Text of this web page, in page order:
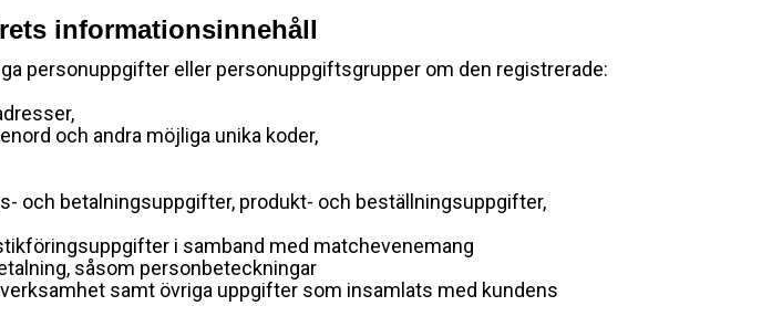
informationsinnehåll
personuppgifter eller personuppgiftsgrupper om den registrerade:
och andra möjliga unika koder,
och betalningsuppgifter, produkt- och beställningsuppgifter,
i samband med matchevenemang
såsom personbeteckningar
samt övriga uppgifter som insamlats med kundens